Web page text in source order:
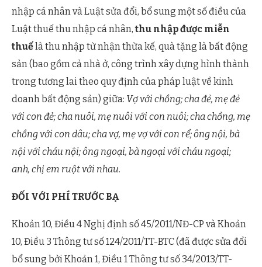
nhập cá nhân và Luật sửa đổi, bổ sung một số điều của
Luật thuế thu nhập cá nhân,thu nhập được miễn
thuếlà thu nhập từ nhận thừa kế, quà tặng là bất động
sản (bao gồm cả nhà ở, công trình xây dựng hình thành
trong tương lai theo quy định của pháp luật về kinh
doanh bất động sản) giữa: Vợ với chồng; cha đẻ, mẹ đẻ
với con đẻ; cha nuôi, mẹ nuôi với con nuôi; cha chồng, mẹ
chồng với con dâu; cha vợ, mẹ vợ với con rể; ông nội, bà
nội với cháu nội; ông ngoại, bà ngoại với cháu ngoại;
anh, chị em ruột với nhau.
ĐỐI VỚI PHÍ TRƯỚC BẠ
Khoản 10, Điều 4 Nghị định số 45/2011/NĐ-CP và Khoản
10, Điều 3 Thông tư số 124/2011/TT-BTC (đã được sửa đổi
bổ sung bởi Khoản 1, Điều 1 Thông tư số 34/2013/TT-